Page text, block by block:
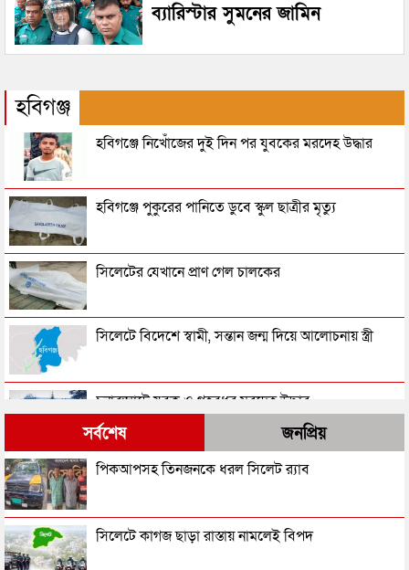
ব্যারিস্টার সুমনের জামিন
হবিগঞ্জ
হবিগঞ্জে নিখোঁজের দুই দিন পর যুবকের মরদেহ উদ্ধার
হবিগঞ্জে পুকুরের পানিতে ডুবে স্কুল ছাত্রীর মৃত্যু
সিলেটের যেখানে প্রাণ গেল চালকের
সিলেটে বিদেশে স্বামী, সন্তান জন্ম দিয়ে আলোচনায় স্ত্রী
চুনারুঘাটে যুবক ও গৃহবধূর মরদেহ উদ্ধার
সিলেটের যেখানে একদিনে ৩ জনের মরদেহ উদ্ধার
র‌্যাব দেখে অটোরিকশা থেকে পালাতে গিয়ে ধরা পড়লেন
সর্বশেষ জনপ্রিয়
পিকআপসহ তিনজনকে ধরল সিলেট র‌্যাব
সিলেটে কাগজ ছাড়া রাস্তায় নামলেই বিপদ